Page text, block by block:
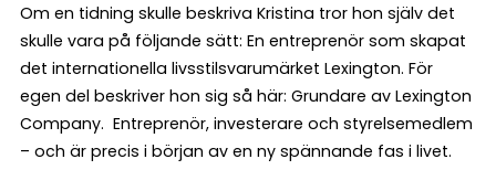
Om en tidning skulle beskriva Kristina tror hon själv det
skulle vara på följande sätt: En entreprenör som skapat
det internationella livsstilsvarumärket Lexington. För
egen del beskriver hon sig så här: Grundare av Lexington
Company. Entreprenör, investerare och styrelsemedlem
– och är precis i början av en ny spännande fas i livet.